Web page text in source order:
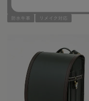
防水牛革 リメイク対応